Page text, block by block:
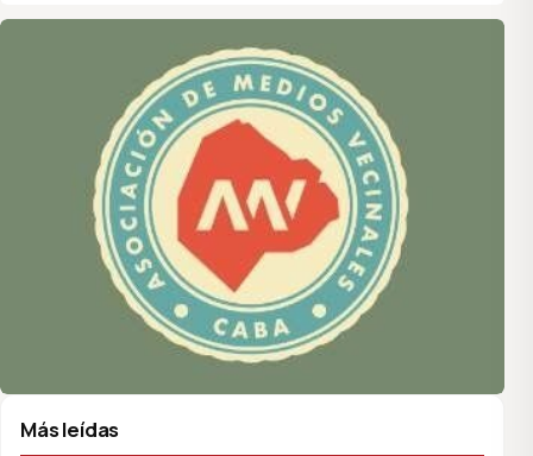
Asociación de Medios Vecinales
Más leídas